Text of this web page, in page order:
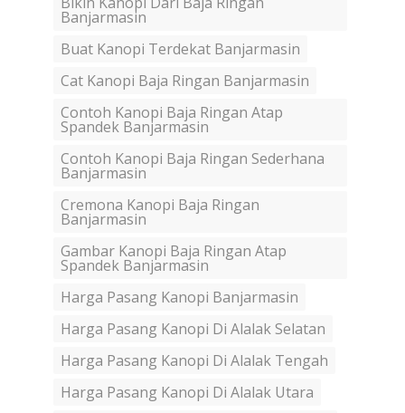
Banjarmasin
Buat Kanopi Terdekat Banjarmasin
Cat Kanopi Baja Ringan Banjarmasin
Contoh Kanopi Baja Ringan Atap
Spandek Banjarmasin
Contoh Kanopi Baja Ringan Sederhana
Banjarmasin
Cremona Kanopi Baja Ringan
Banjarmasin
Gambar Kanopi Baja Ringan Atap
Spandek Banjarmasin
Harga Pasang Kanopi Banjarmasin
Harga Pasang Kanopi Di Alalak Selatan
Harga Pasang Kanopi Di Alalak Tengah
Harga Pasang Kanopi Di Alalak Utara